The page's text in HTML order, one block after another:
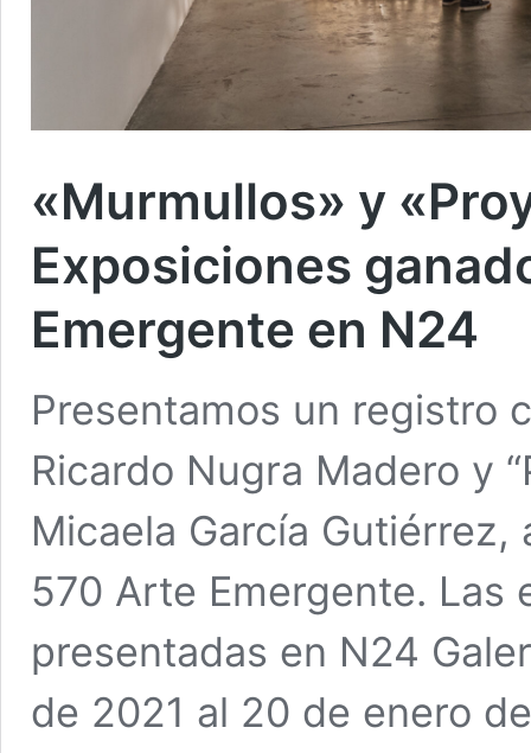
«Murmullos» y
Exposiciones
Emergente en N24
Presentamos un registro
Ricardo Nugra Madero y
Micaela García
570 Arte Emergente. Las
presentadas en N24
de 2021 al 20 de enero